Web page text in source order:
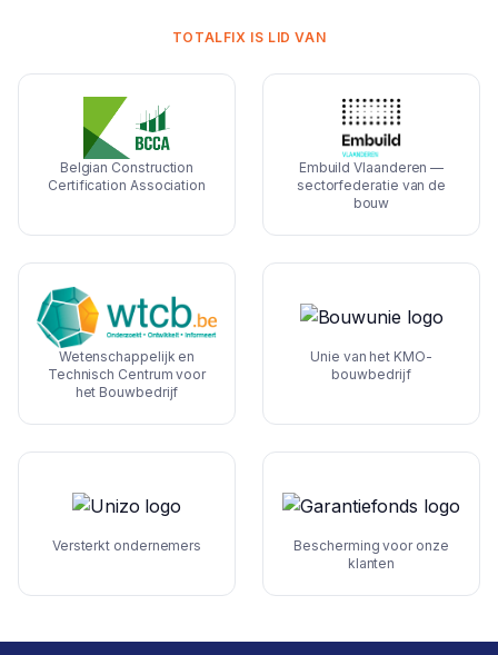
TOTALFIX IS LID VAN
Belgian Construction
Certification Association
Embuild Vlaanderen —
sectorfederatie van de
bouw
Wetenschappelijk en
Technisch Centrum voor
het Bouwbedrijf
Unie van het KMO-
bouwbedrijf
Versterkt ondernemers
Bescherming voor onze
klanten